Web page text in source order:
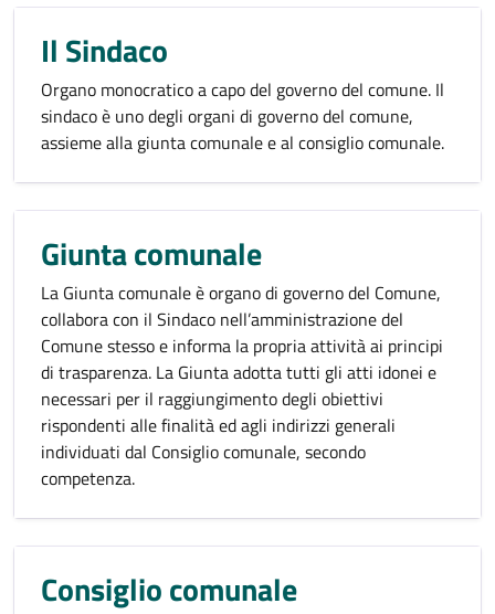
Il Sindaco
Organo monocratico a capo del governo del comune. Il
sindaco è uno degli organi di governo del comune,
assieme alla giunta comunale e al consiglio comunale.
Giunta comunale
La Giunta comunale è organo di governo del Comune,
collabora con il Sindaco nell’amministrazione del
Comune stesso e informa la propria attività ai principi
di trasparenza. La Giunta adotta tutti gli atti idonei e
necessari per il raggiungimento degli obiettivi
rispondenti alle finalità ed agli indirizzi generali
individuati dal Consiglio comunale, secondo
competenza.
Consiglio comunale